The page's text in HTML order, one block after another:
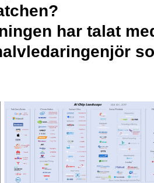
har talat